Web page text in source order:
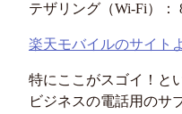
テザリング（Wi-Fi）：
楽天モバイルのサイト
特にここがスゴイ！と
ビジネスの電話用のサ